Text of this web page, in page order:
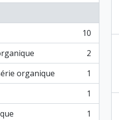
10
2
organique
1
1
1